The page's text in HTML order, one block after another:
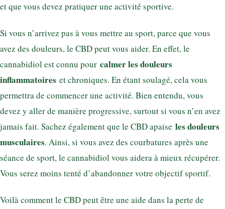
et que vous devez pratiquer une activité sportive.
Si vous n’arrivez pas à vous mettre au sport, parce que vous
avez des douleurs, le CBD peut vous aider. En effet, le
cannabidiol est connu pour calmer les douleurs
inflammatoires et chroniques. En étant soulagé, cela vous
permettra de commencer une activité. Bien entendu, vous
devez y aller de manière progressive, surtout si vous n’en avez
jamais fait. Sachez également que le CBD apaise les douleurs
musculaires. Ainsi, si vous avez des courbatures après une
séance de sport, le cannabidiol vous aidera à mieux récupérer.
Vous serez moins tenté d’abandonner votre objectif sportif.
Voilà comment le CBD peut être une aide dans la perte de